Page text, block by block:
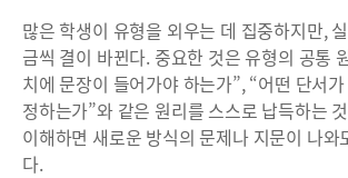
많은 학생이 유형을 외우는 데 집중하지만,
금씩 결이 바뀐다. 중요한 것은 유형의 공통
치에 문장이 들어가야 하는가”, “어떤 단서
정하는가”와 같은 원리를 스스로 납득하는
이해하면 새로운 방식의 문제나 지문이 나와
다.